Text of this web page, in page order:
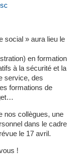
social » aura lieu le
en formation
à la sécurité et la
service, des
formations de
nos collègues, une
dans le cadre
le 17 avril.
!